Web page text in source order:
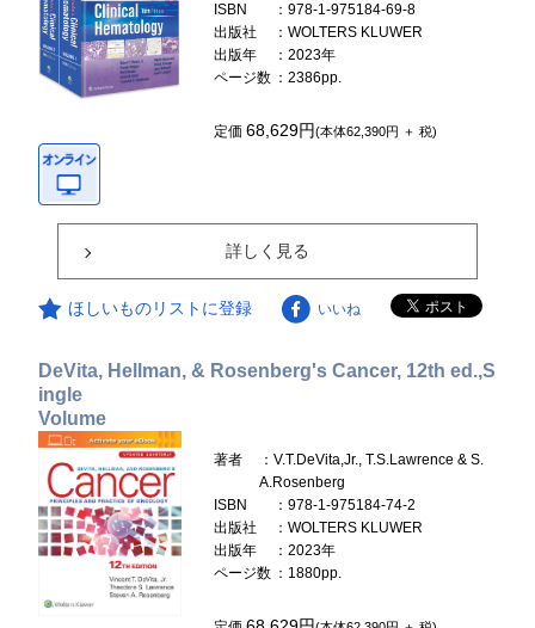
ISBN
：978-1-975184-69-8
出版社
：WOLTERS KLUWER
出版年
：2023年
ページ数 ：2386pp.
定価68,629円(本体62,390円 ＋ 税)
詳しく見る
ほしいものリストに登録 いいね
DeVita, Hellman, & Rosenberg's Cancer, 12th ed.,S
ingle
Volume
著者
：V.T.DeVita,Jr., T.S.Lawrence & S.
A.Rosenberg
ISBN
：978-1-975184-74-2
出版社
：WOLTERS KLUWER
出版年
：2023年
ページ数 ：1880pp.